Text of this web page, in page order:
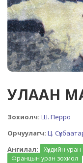
УЛААН
Зохиолч: Ш. Перро
Орчуулагч: Ц.
Ангилал:
Хүүхдийн
Францын уран зохиол